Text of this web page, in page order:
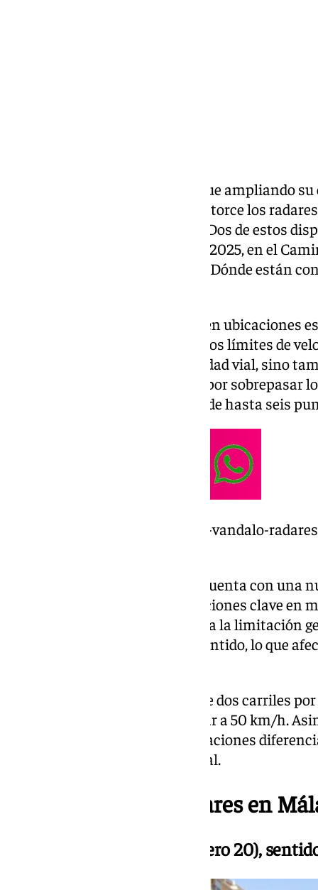
El Ayuntamiento de Málaga sigue ampliando
excesos de velocidad y ya son catorce los
puntos del término municipal. Dos de estos
recientemente, a comienzos de 2025, en el
con mayor tráfico de la ciudad. ¿Dónde están
Estos radares están colocados en ubicaciones
garantizar el cumplimiento de los límites de
no solo busca mejorar la seguridad vial, sino
más sostenible. Las sanciones por sobrepasar
600 euros y suponer la pérdida de hasta seis
https://www.101tv.es/se-busca-vandalo-
Desde finales de 2024, Málaga cuenta con una
Sostenible que recoge modificaciones clave
cambios más relevantes destaca la limitación
calles con un único carril por sentido, lo que
Solo en vías amplias con más de dos carriles
la señalización, se podrá circular a 50 km/h.
peatonal desaparecen las limitaciones
fijadas en el nuevo límite general.
Ubicación de los radares en
Avenida Valle-Inclán (número 20),